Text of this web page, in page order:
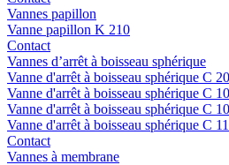
Vannes papillon
Vanne papillon K 210
Contact
Vannes d’arrêt à boisseau sphérique
Vanne d'arrêt à boisseau sphérique C
Vanne d'arrêt à boisseau sphérique C 10
Vanne d'arrêt à boisseau sphérique C
Vanne d'arrêt à boisseau sphérique C
Contact
Vannes à membrane